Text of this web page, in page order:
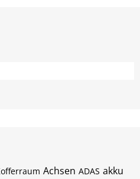
Achsen ADAS akku